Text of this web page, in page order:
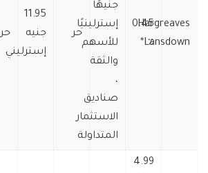
Hargreaves
Lansdown*
0.45
٪
جنيهًا
إسترلينيًا
للأسهم
والثقة
،
صناديق
الاستثمار
المتداولة
حر
11.95
جنيه
إسترليني
حر
4.99